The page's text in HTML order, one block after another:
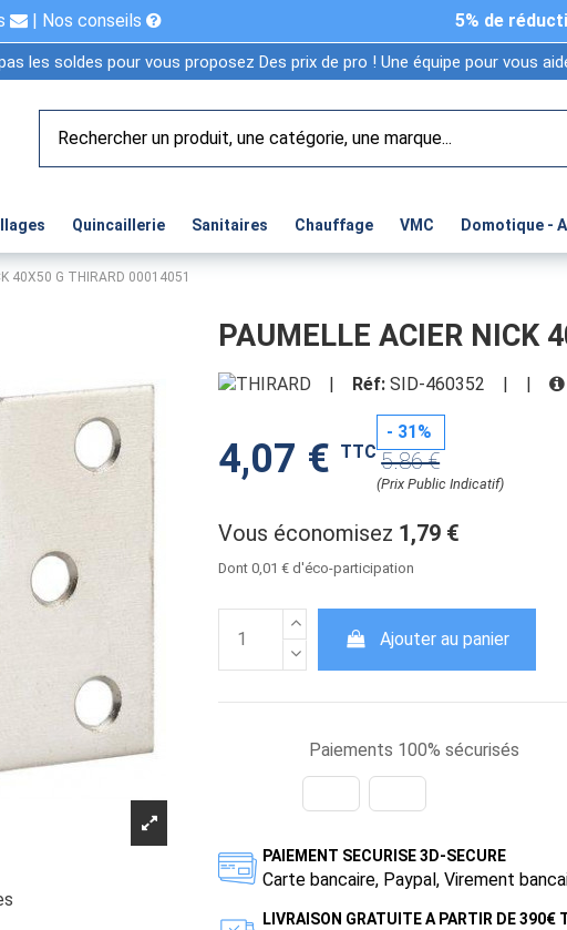
| Nos conseils 5% de
les soldes pour vous proposez Des prix de pro ! Une équipe pour vous
Quincaillerie Sanitaires Chauffage VMC Domotique -
40X50 G THIRARD 00014051
PAUMELLE ACIER NICK
| Réf: SID-460352 | |
4,07 € TTC
- 31%
5.86 €
(Prix Public Indicatif)
Vous économisez 1,79 €
Dont 0,01 € d'éco-participation
Ajouter au panier
Paiements 100% sécurisés
PAIEMENT SECURISE 3D-SECURE
Carte bancaire, Paypal, Virement
LIVRAISON GRATUITE A PARTIR DE 390€